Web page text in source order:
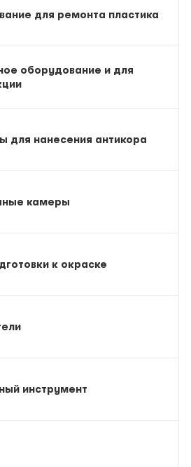
для ремонта пластика
оборудование и для
для нанесения антикора
камеры
к окраске
инструмент